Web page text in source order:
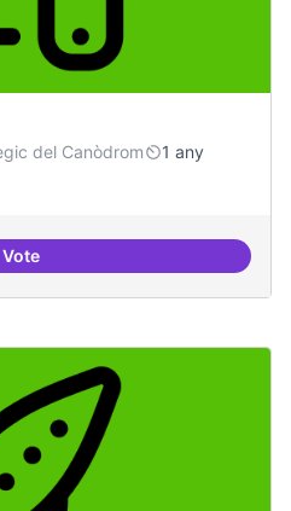
del Canòdrom
1 any
VoteHardware lliure